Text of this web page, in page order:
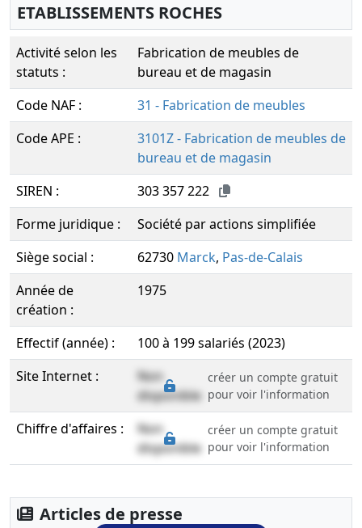
ETABLISSEMENTS ROCHES
Activité selon les
statuts :
Fabrication de meubles de
bureau et de magasin
Code NAF :
31 - Fabrication de meubles
Code APE :
3101Z - Fabrication de meubles de
bureau et de magasin
SIREN :
303 357 222
Forme juridique :
Société par actions simplifiée
Siège social :
62730 Marck, Pas-de-Calais
Année de
création :
1975
Effectif (année) :
100 à 199 salariés (2023)
Site Internet :
Non
disponible
créer un compte gratuit
pour voir l'information
Chiffre d'affaires :
Non
disponible
créer un compte gratuit
pour voir l'information
Articles de presse